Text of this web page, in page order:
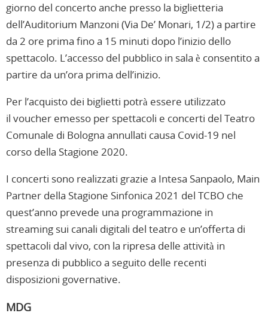
giorno del concerto anche presso la biglietteria
dell’Auditorium Manzoni (Via De’ Monari, 1/2) a partire
da 2 ore prima fino a 15 minuti dopo l’inizio dello
spettacolo. L’accesso del pubblico in sala è consentito a
partire da un’ora prima dell’inizio.
Per l’acquisto dei biglietti potrà essere utilizzato
il voucher emesso per spettacoli e concerti del Teatro
Comunale di Bologna annullati causa Covid-19 nel
corso della Stagione 2020.
I concerti sono realizzati grazie a Intesa Sanpaolo, Main
Partner della Stagione Sinfonica 2021 del TCBO che
quest’anno prevede una programmazione in
streaming sui canali digitali del teatro e un’offerta di
spettacoli dal vivo, con la ripresa delle attività in
presenza di pubblico a seguito delle recenti
disposizioni governative.
MDG